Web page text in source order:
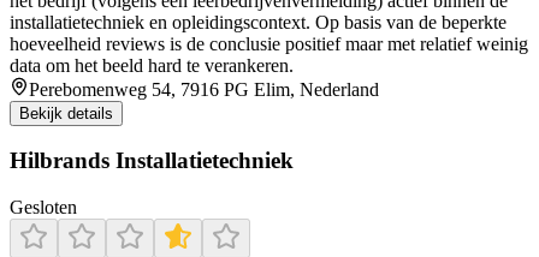
installatietechniek en opleidingscontext. Op basis van de beperkte
hoeveelheid reviews is de conclusie positief maar met relatief weinig
data om het beeld hard te verankeren.
Perebomenweg 54, 7916 PG Elim, Nederland
Bekijk details
Hilbrands Installatietechniek
Gesloten